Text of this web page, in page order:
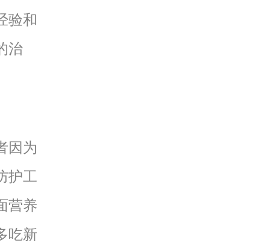
验和
治
因为
护工
营养
吃新